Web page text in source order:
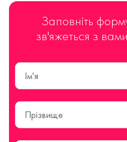
Заповніть
зв'яжеться з